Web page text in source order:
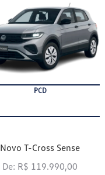
PCD
Novo T-Cross Sense
De: R$ 119.990,00